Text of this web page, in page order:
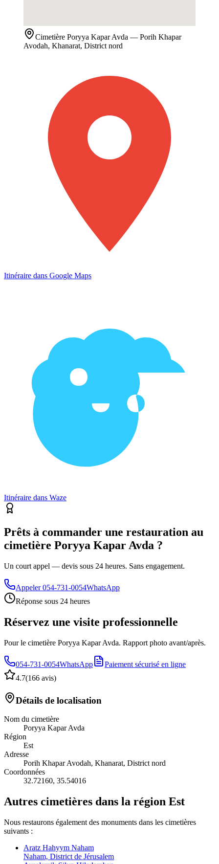
Cimetière Poryya Kapar Avda — Porih Khapar
Avodah, Khanarat, District nord
Itinéraire dans Google Maps
Itinéraire dans Waze
Prêts à commander une restauration au
cimetière Poryya Kapar Avda ?
Un court appel — devis sous 24 heures. Sans engagement.
Appeler 054-731-0054WhatsApp
Réponse sous 24 heures
Réservez une visite professionnelle
Pour le cimetière Poryya Kapar Avda. Rapport photo avant/après.
054-731-0054WhatsApp
Paiement sécurisé en ligne
4.7(166 avis)
Détails de localisation
Nom du cimetière
Poryya Kapar Avda
Région
Est
Adresse
Porih Khapar Avodah, Khanarat, District nord
Coordonnées
32.72160, 35.54016
Autres cimetières dans la région Est
Nous restaurons également des monuments dans les cimetières
suivants :
Aratz Hahyym Naham
Naham, District de Jérusalem